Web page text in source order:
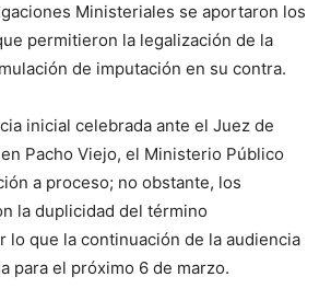
Ministeriales se aportaron los
permitieron la legalización de la
de imputación en su contra.
inicial celebrada ante el Juez de
Pacho Viejo, el Ministerio Público
a proceso; no obstante, los
la duplicidad del término
lo que la continuación de la audiencia
para el próximo 6 de marzo.